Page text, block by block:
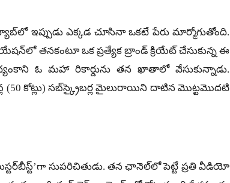
ఇప్పుడు ఎక్కడ చూసినా ఒకటే పేరు మార్మోగుతోంది.
తనకంటూ ఒక ప్రత్యేక బ్రాండ్ క్రియేట్ చేసుకున్న ఈ
ఓ మహా రికార్డును తన ఖాతాలో వేసుకున్నాడు.
కోట్లు) సబ్‌స్క్రైబర్ల మైలురాయిని దాటిన మొట్టమొదటి
సుపరిచితుడు. తన ఛానెల్‌లో పెట్టే ప్రతి వీడియో